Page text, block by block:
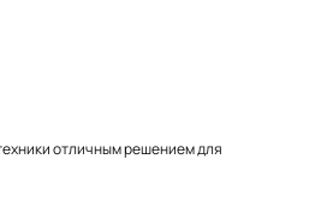
отличным решением для